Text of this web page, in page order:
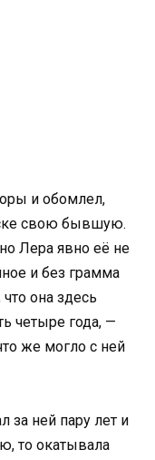
и обомлел,
свою бывшую.
Лера явно её не
и без грамма
она здесь
четыре года, —
же могло с ней
за ней пару лет и
то окатывала